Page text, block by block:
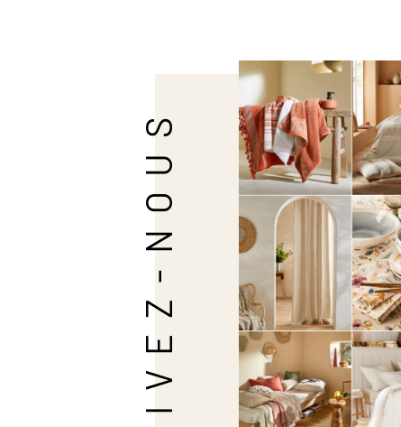
SUIVEZ-NOUS